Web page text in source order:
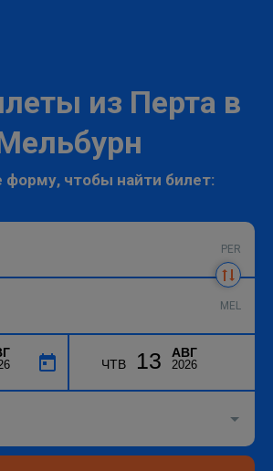
из Перта в
форму, чтобы найти билет:
PER
MEL
ЧТВ 13 АВГ
2026